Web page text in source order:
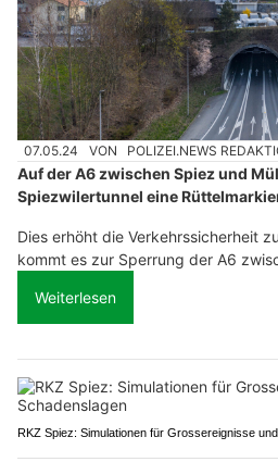
07.05.24 VON POLIZEI.NEWS
Auf der A6 zwischen Spiez und
Spiezwilertunnel eine
Dies erhöht die Verkehrssicherheit
kommt es zur Sperrung der A6
Weiterlesen
RKZ Spiez: Simulationen für Grossereignisse